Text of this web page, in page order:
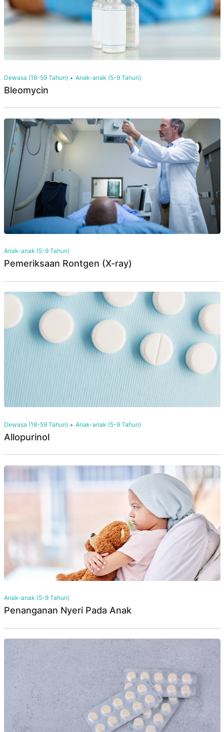
Dewasa (18-59 Tahun) Anak-anak (5-9 Tahun)
Bleomycin
Anak-anak (5-9 Tahun)
Pemeriksaan Rontgen (X-ray)
Dewasa (18-59 Tahun) Anak-anak (5-9 Tahun)
Allopurinol
Anak-anak (5-9 Tahun)
Penanganan Nyeri Pada Anak